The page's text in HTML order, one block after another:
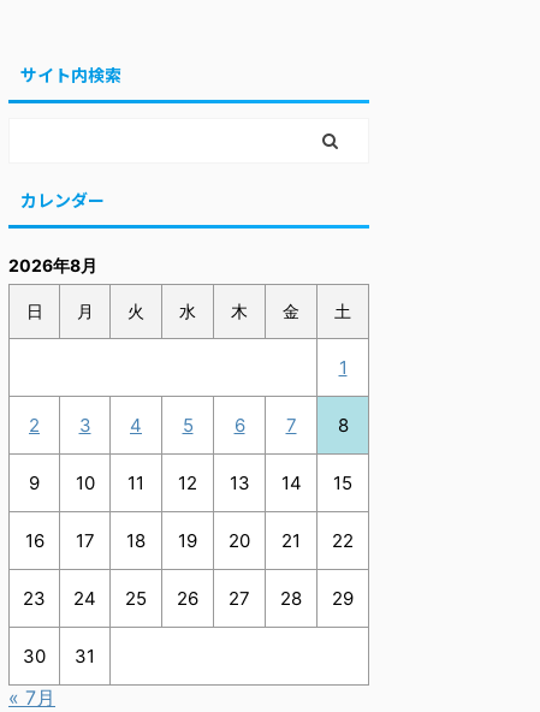
サイト内検索
カレンダー
2026年8月
日 月 火 水 木 金 土
1
2 3 4 5 6 7 8
9 10 11 12 13 14 15
16 17 18 19 20 21 22
23 24 25 26 27 28 29
30 31
« 7月